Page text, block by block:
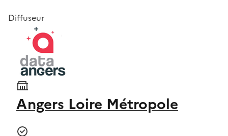
Diffuseur
Angers Loire Métropole